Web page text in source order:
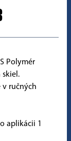
Polymér
v ručných
aplikácii 1